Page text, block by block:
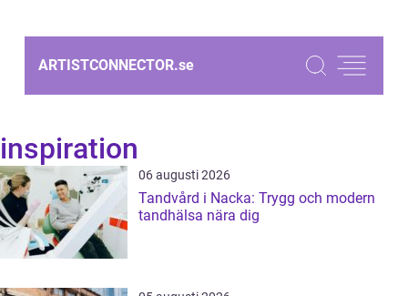
ARTISTCONNECTOR.se
inspiration
06 augusti 2026
Tandvård i Nacka: Trygg och modern
tandhälsa nära dig